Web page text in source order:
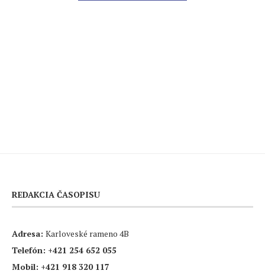
REDAKCIA ČASOPISU
Adresa: Karloveské rameno 4B
Telefón: +421 254 652 055
Mobil: +421 918 320 117